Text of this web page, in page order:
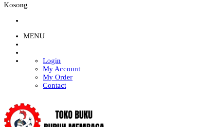
Kosong
MENU
Login
My Account
My Order
Contact